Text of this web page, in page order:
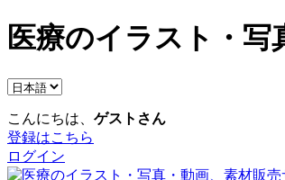
医療のイラスト・写
こんにちは、 ゲストさん
登録はこちら
ログイン